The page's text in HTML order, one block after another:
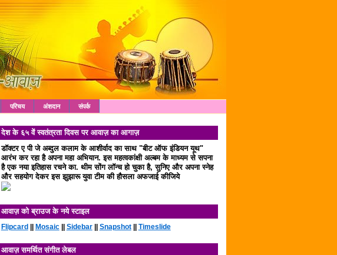
परिचय अंशदान संपर्क
देश के ६५ वें स्वतंत्रता दिवस पर आवाज़ का आगाज़
डॉक्टर ए पी जे अब्दुल कलाम के आशीर्वाद का साथ "बीट ऑफ इंडियन यूथ"
आरंभ कर रहा है अपना महा अभियान. इस महत्वकांक्षी अल्बम के माध्यम से सपना
है एक नया इतिहास रचने का. थीम सोंग लॉन्च हो चुका है, सुनिए और अपना स्नेह
और सहयोग देकर इस झुझारू युवा टीम की हौसला अफजाई कीजिये
आवाज़ को ब्राउज के नये स्टाइल
Flipcard Mosaic|| Sidebar|| Snapshot|| Timeslide
आवाज़ समर्थित संगीत लेबल